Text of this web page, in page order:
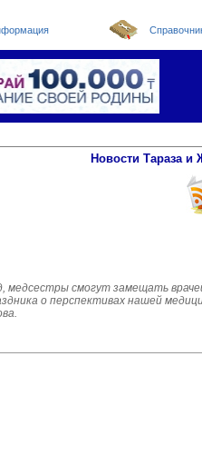
Новости Тараза
смогут замещать
о перспективах нашей